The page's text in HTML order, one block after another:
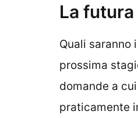
La futura
Quali saranno
prossima
domande a
praticamente